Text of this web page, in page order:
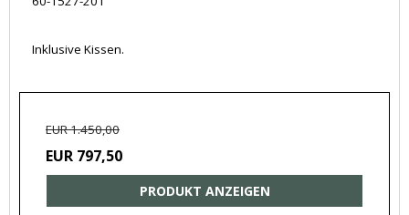
Inklusive Kissen.
EUR 1.450,00
EUR 797,50
PRODUKT ANZEIGEN